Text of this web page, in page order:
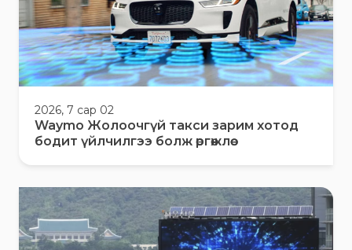
2026, 7 сар 02
Waymo Жолоочгүй такси зарим хотод
бодит үйлчилгээ болж өргөжлөө